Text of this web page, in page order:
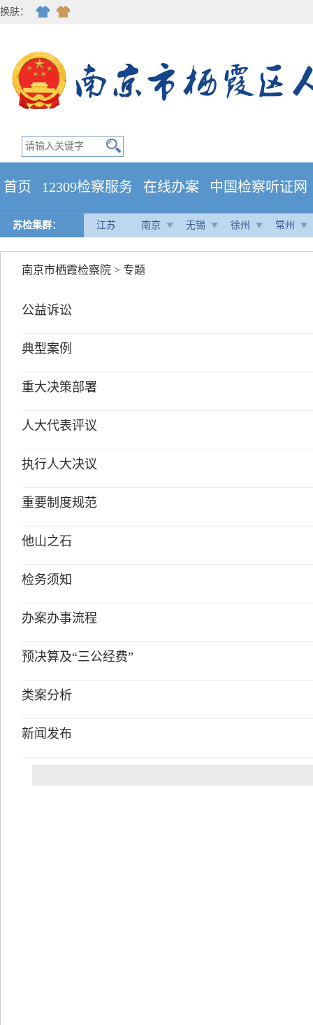
换肤：
首页 12309检察服务 在线办案 中国检察听证网
苏检集群： 江苏 南京 无锡 徐州 常州
南京市栖霞检察院 > 专题
公益诉讼
典型案例
重大决策部署
人大代表评议
执行人大决议
重要制度规范
他山之石
检务须知
办案办事流程
预决算及“三公经费”
类案分析
新闻发布